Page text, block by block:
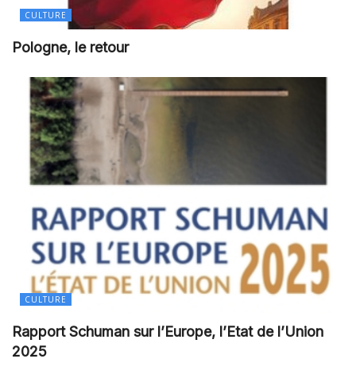
CULTURE
Pologne, le retour
CULTURE
Rapport Schuman sur l’Europe, l’Etat de l’Union
2025